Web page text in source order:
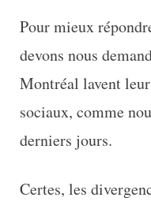
Pour mieux
devons nous
Montréal lavent
sociaux, comme
derniers jours.
Certes, les